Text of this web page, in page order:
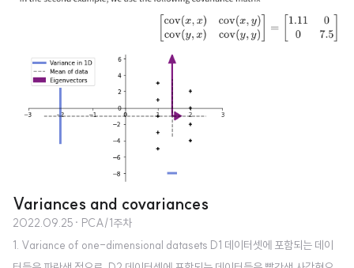
Variances and covariances
2022.09.25 · PCA/1주차
1. Variance of one-dimensional datasets D1 데이터셋에 포함되는 데이